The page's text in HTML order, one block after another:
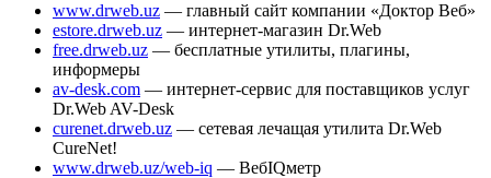
www.drweb.uz — главный сайт компании «Доктор Веб»
estore.drweb.uz — интернет-магазин Dr.Web
free.drweb.uz — бесплатные утилиты, плагины,
информеры
av-desk.com — интернет-сервис для поставщиков услуг
Dr.Web AV-Desk
curenet.drweb.uz — сетевая лечащая утилита Dr.Web
CureNet!
www.drweb.uz/web-iq — ВебIQметр